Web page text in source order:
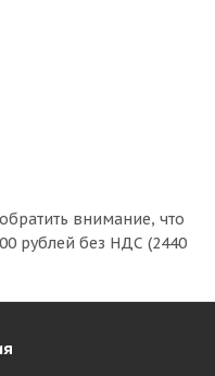
внимание, что
рублей без НДС (2440